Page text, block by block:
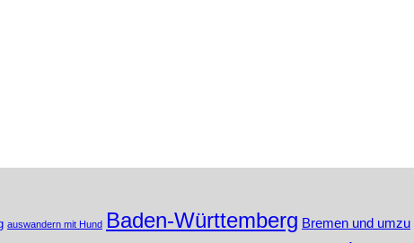
auswandern mit Hund Baden-Württemberg Bremen und umzu